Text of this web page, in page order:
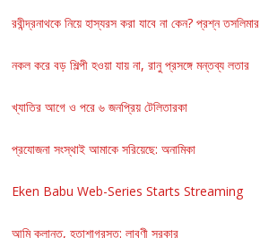
রবীন্দ্রনাথকে নিয়ে হাস্যরস করা যাবে না কেন? প্রশ্ন তসলিমার
নকল করে বড় শিল্পী হওয়া যায় না, রানু প্রসঙ্গে মন্তব্য লতার
খ্যাতির আগে ও পরে ৬ জনপ্রিয় টেলিতারকা
প্রযোজনা সংস্থাই আমাকে সরিয়েছে: অনামিকা
Eken Babu Web-Series Starts Streaming
আমি ক্লান্ত, হতাশাগ্রস্ত: লাবণী সরকার